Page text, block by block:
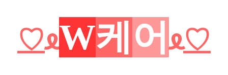
♡ᦸW케어ᦸ♡